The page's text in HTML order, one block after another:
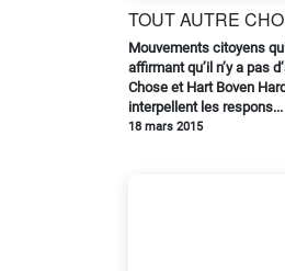
TOUT AUTRE
Mouvements citoyens
affirmant qu’il n’y a pas
Chose et Hart Boven
interpellent les respons...
18 mars 2015